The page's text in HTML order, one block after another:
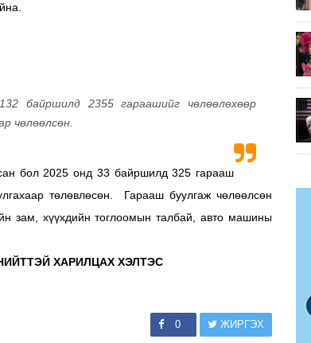
байршилд 2355 гараашийг чөлөөлөхөөр
чөлөөлсөн.
бол 2025 онд 33 байршилд 325 гарааш
төлөвлөсөн. Гарааш буулгаж чөлөөлсөн
зам, хүүхдийн тоглоомын талбай, авто машины
ХАРИЛЦАХ ХЭЛТЭС
0 ЖИРГЭХ